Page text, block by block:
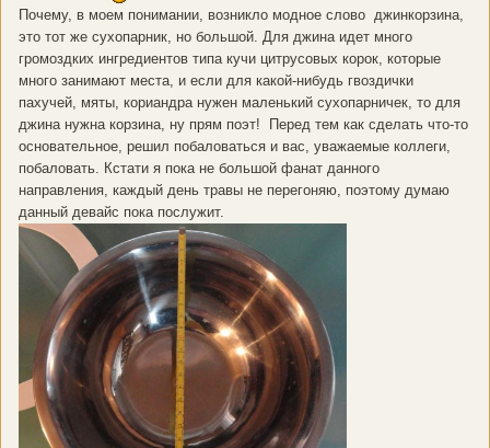
Почему, в моем понимании, возникло модное слово джинкорзина,
это тот же сухопарник, но большой. Для джина идет много
громоздких ингредиентов типа кучи цитрусовых корок, которые
много занимают места, и если для какой-нибудь гвоздички
пахучей, мяты, кориандра нужен маленький сухопарничек, то для
джина нужна корзина, ну прям поэт! Перед тем как сделать что-то
основательное, решил побаловаться и вас, уважаемые коллеги,
побаловать. Кстати я пока не большой фанат данного
направления, каждый день травы не перегоняю, поэтому думаю
данный девайс пока послужит.